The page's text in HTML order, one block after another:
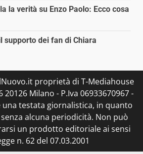
la verità su Enzo Paolo: Ecco cosa
supporto dei fan di Chiara
proprietà di T-Mediahouse
20126 Milano - P.Iva 06933670967 -
una testata giornalistica, in quanto
alcuna periodicità. Non può
un prodotto editoriale ai sensi
n. 62 del 07.03.2001